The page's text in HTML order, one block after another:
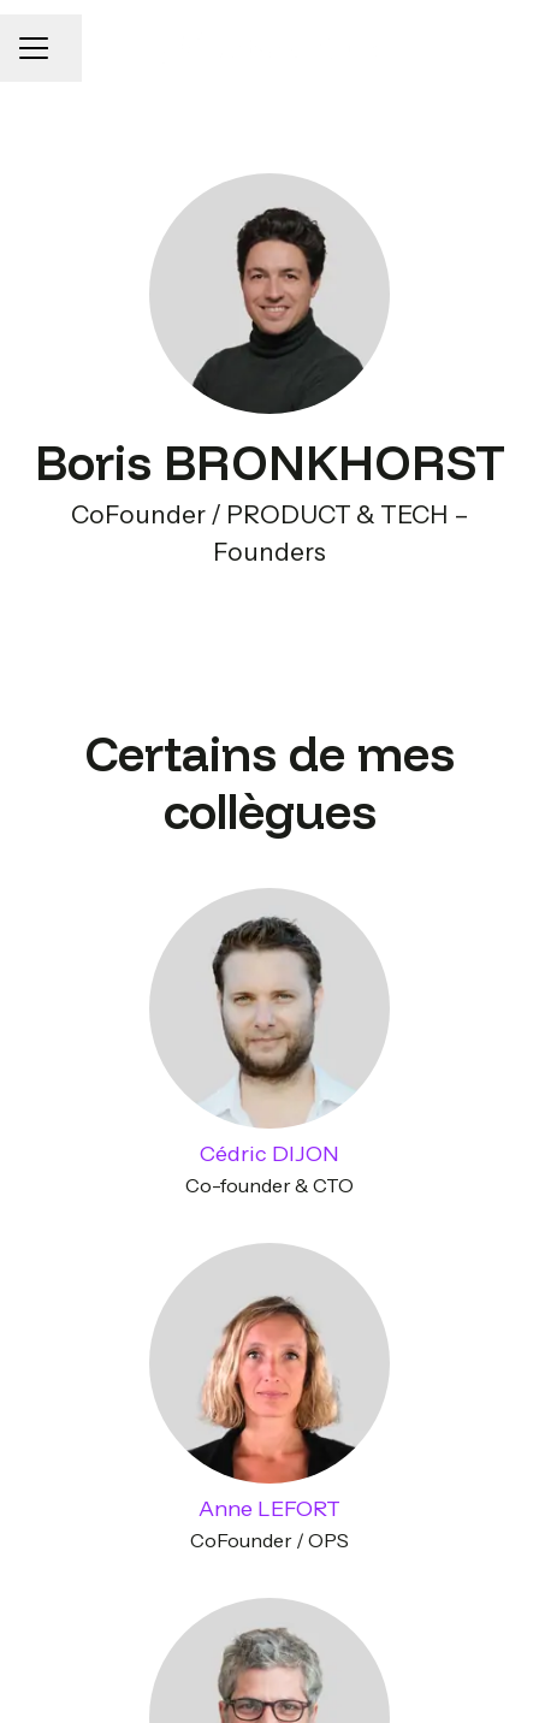
MENU CARRIÈRE
Partager la page
Boris BRONKHORST
CoFounder / PRODUCT & TECH –
Founders
Certains de mes
collègues
Cédric DIJON
Co-founder & CTO
Anne LEFORT
CoFounder / OPS